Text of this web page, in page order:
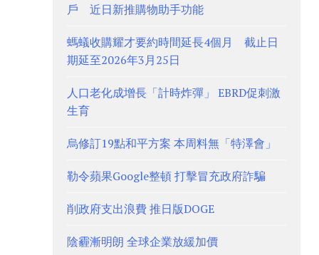
戶 近日新推購物助手功能
螞蟻收購耀才要約時間延長4個月 截止日
期延至2026年3月25日
人口老化成增長「計時炸彈」 EBRD促刺激
生育
烏修訂19點和平方案 本周料無「特澤會」
勒令蘋果Google整頓 打擊冒充政府詐騙
削政府支出浪費 推日版DOGE
陰霾漸明朗 全球企業放緩加價